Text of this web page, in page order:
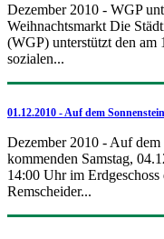
Dezember 2010 - WGP
Weihnachtsmarkt Die
(WGP) unterstützt den am
sozialen...
01.12.2010 - Auf dem
Dezember 2010 - Auf
kommenden Samstag,
14:00 Uhr im
Remscheider...